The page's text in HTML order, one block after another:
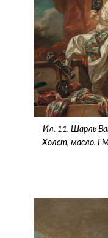
Ил. 11. Шарль
Холст, масло.